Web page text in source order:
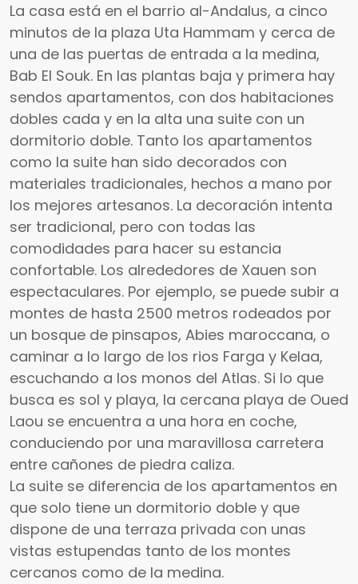
La casa está en el barrio al-Andalus, a cinco
minutos de la plaza Uta Hammam y cerca de
una de las puertas de entrada a la medina,
Bab El Souk. En las plantas baja y primera hay
sendos apartamentos, con dos habitaciones
dobles cada y en la alta una suite con un
dormitorio doble. Tanto los apartamentos
como la suite han sido decorados con
materiales tradicionales, hechos a mano por
los mejores artesanos. La decoración intenta
ser tradicional, pero con todas las
comodidades para hacer su estancia
confortable. Los alrededores de Xauen son
espectaculares. Por ejemplo, se puede subir a
montes de hasta 2500 metros rodeados por
un bosque de pinsapos, Abies maroccana, o
caminar a lo largo de los rios Farga y Kelaa,
escuchando a los monos del Atlas. Si lo que
busca es sol y playa, la cercana playa de Oued
Laou se encuentra a una hora en coche,
conduciendo por una maravillosa carretera
entre cañones de piedra caliza.
La suite se diferencia de los apartamentos en
que solo tiene un dormitorio doble y que
dispone de una terraza privada con unas
vistas estupendas tanto de los montes
cercanos como de la medina.